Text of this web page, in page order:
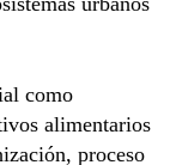
como
alimentarios
proceso